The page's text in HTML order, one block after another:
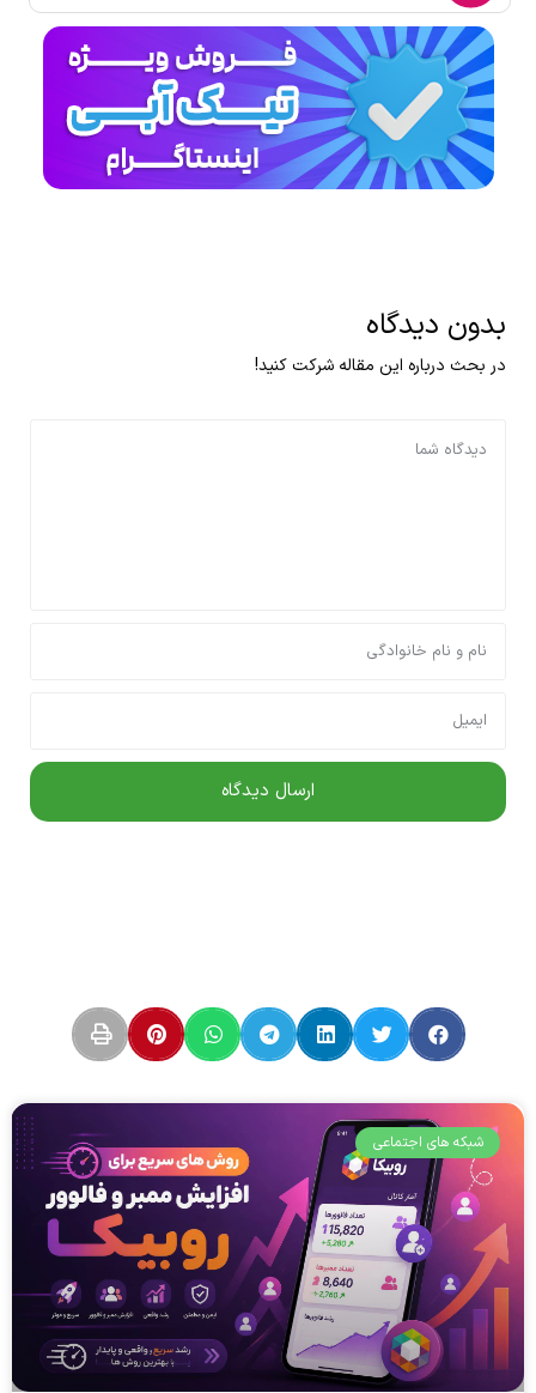
بدون دیدگاه
در بحث درباره این مقاله شرکت کنید!
شبکه های اجتماعی